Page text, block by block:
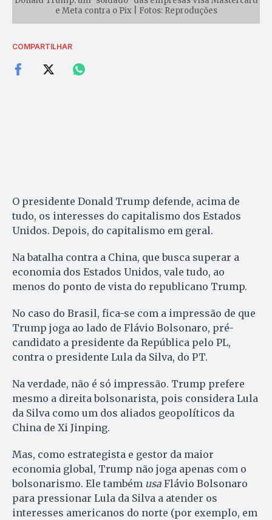
e Meta contra o Pix | Fotos: Reproduções
COMPARTILHAR
O presidente Donald Trump defende, acima de
tudo, os interesses do capitalismo dos Estados
Unidos. Depois, do capitalismo em geral.
Na batalha contra a China, que busca superar a
economia dos Estados Unidos, vale tudo, ao
menos do ponto de vista do republicano Trump.
No caso do Brasil, fica-se com a impressão de que
Trump joga ao lado de Flávio Bolsonaro, pré-
candidato a presidente da República pelo PL,
contra o presidente Lula da Silva, do PT.
Na verdade, não é só impressão. Trump prefere
mesmo a direita bolsonarista, pois considera Lula
da Silva como um dos aliados geopolíticos da
China de Xi Jinping.
Mas, como estrategista e gestor da maior
economia global, Trump não joga apenas com o
bolsonarismo. Ele também usa Flávio Bolsonaro
para pressionar Lula da Silva a atender os
interesses americanos do norte (por exemplo, em